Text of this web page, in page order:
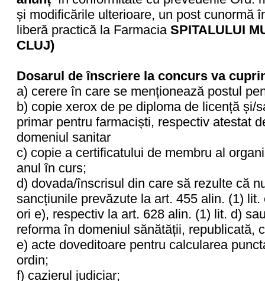
și modificările ulterioare, un post cunormă
liberă practică la Farmacia SPITALULUI
CLUJ)
Dosarul de înscriere la concurs va
a) cerere în care se menționează postul
b) copie xerox de pe diploma de licență și/
primar pentru farmaciști, respectiv atestat
domeniul sanitar
c) copie a certificatului de membru al
anul în curs;
d) dovada/înscrisul din care să rezulte că
sancțiunile prevăzute la art. 455 alin. (1)
ori e), respectiv la art. 628 alin. (1) lit. d)
reforma în domeniul sănătății, republicată,
e) acte doveditoare pentru calcularea
ordin;
f) cazierul judiciar;